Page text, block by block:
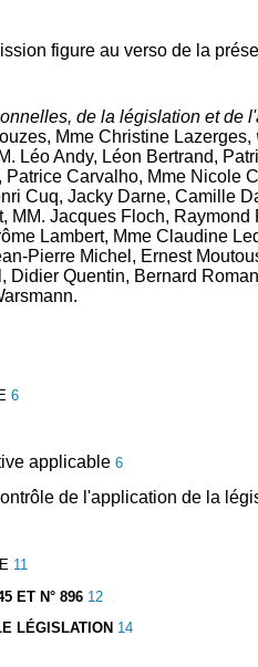
figure au verso de la
de la législation et de
Mme Christine Lazerges,
Léo Andy, Léon Bertrand,
Carvalho, Mme Nicole
Cuq, Jacky Darne, Camille
MM. Jacques Floch,
Lambert, Mme Claudine
Pierre Michel, Ernest
Quentin, Bernard
6
applicable 6
de l'application de la
11
ET N° 896 12
LÉGISLATION 14